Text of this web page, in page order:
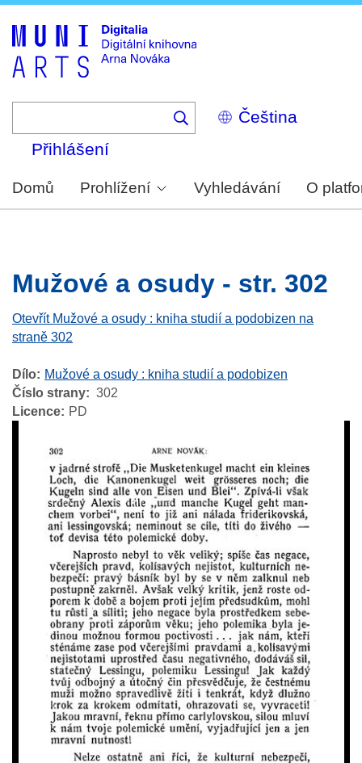
Select
your
Přihlášení
Domů Prohlížení Vyhledávání O
Mužové a osudy - str. 302
Otevřít Mužové a osudy : kniha studií a podobizen na
straně 302
Dílo
Mužové a osudy : kniha studií a podobizen
Číslo strany
302
Licence
PD